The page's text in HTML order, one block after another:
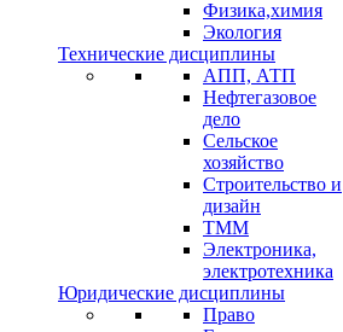
Физика,химия
Экология
Технические дисциплины
АПП, АТП
Нефтегазовое
дело
Сельское
хозяйство
Строительство и
дизайн
ТММ
Электроника,
электротехника
Юридические дисциплины
Право